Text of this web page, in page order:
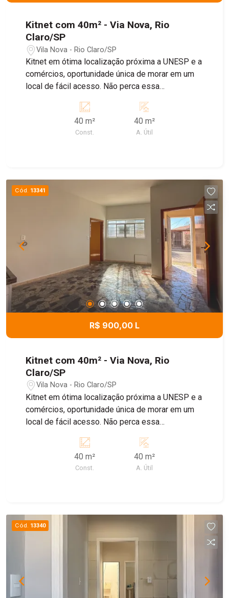
Kitnet com 40m² - Via Nova, Rio
Claro/SP
Vila Nova - Rio Claro/SP
Kitnet em ótima localização próxima a UNESP e a
comércios, oportunidade única de morar em um
local de fácil acesso. Não perca essa
40 m²
Const.
40 m²
A. Útil
Cód. 13341
R$ 900,00 L
Kitnet com 40m² - Via Nova, Rio
Claro/SP
Vila Nova - Rio Claro/SP
Kitnet em ótima localização próxima a UNESP e a
comércios, oportunidade única de morar em um
local de fácil acesso. Não perca essa
40 m²
Const.
40 m²
A. Útil
Cód. 13340